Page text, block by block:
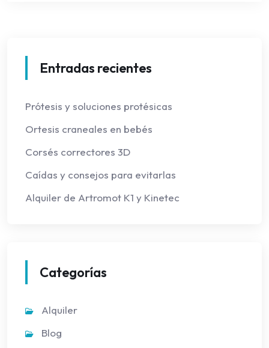
Entradas recientes
Prótesis y soluciones protésicas
Ortesis craneales en bebés
Corsés correctores 3D
Caídas y consejos para evitarlas
Alquiler de Artromot K1 y Kinetec
Categorías
Alquiler
Blog